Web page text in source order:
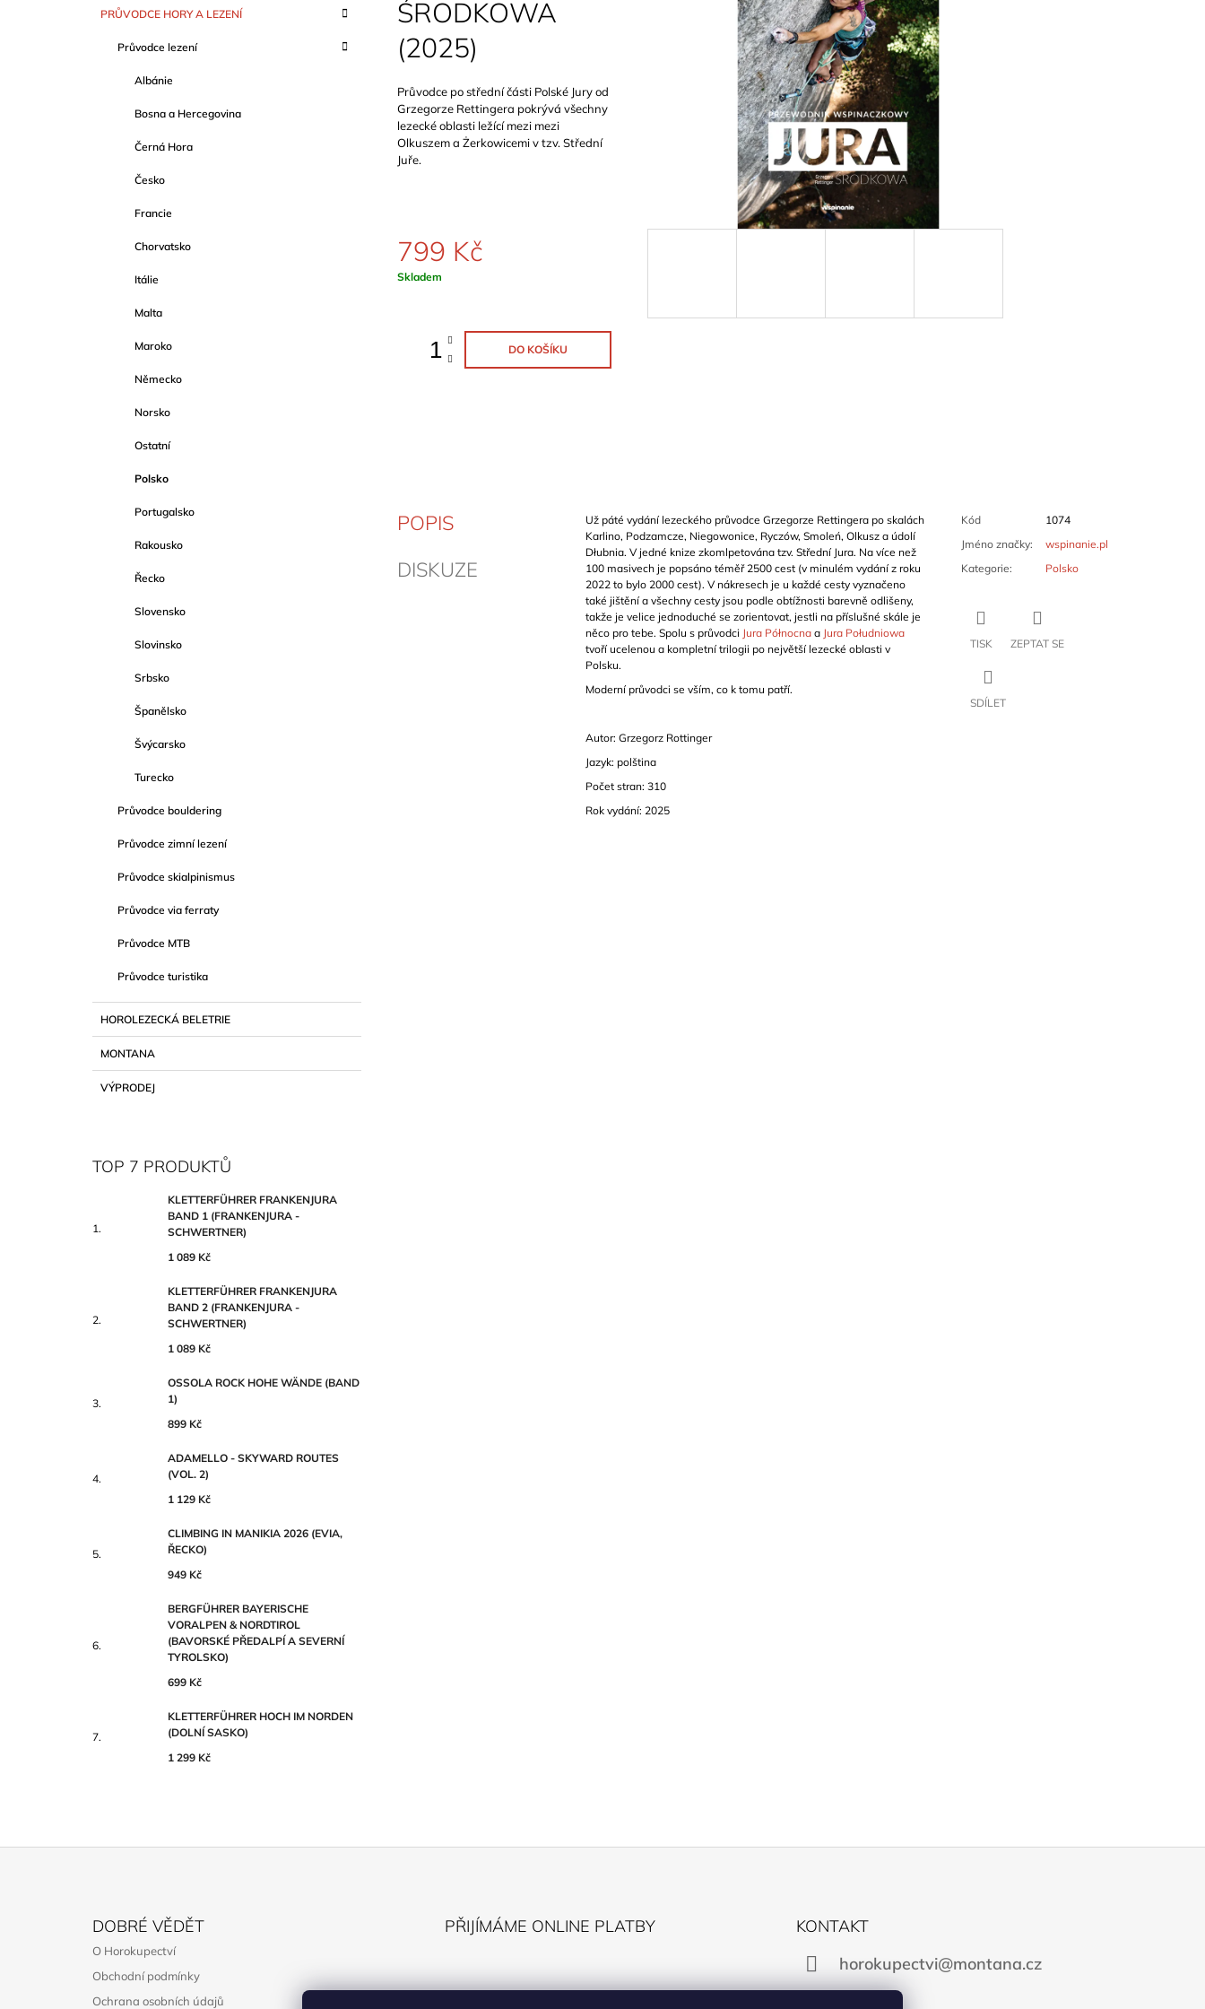
kategorie
APRŮVODCE HORY A LEZENÍ
Průvodce lezení
Albánie
Bosna a Hercegovina
Černá Hora
Česko
Francie
Chorvatsko
Itálie
Malta
Maroko
Německo
Norsko
Ostatní
Polsko
Portugalsko
Rakousko
Řecko
Slovensko
Slovinsko
Srbsko
Španělsko
Švýcarsko
Turecko
Průvodce bouldering
Průvodce zimní lezení
Průvodce skialpinismus
Průvodce via ferraty
Průvodce MTB
Průvodce turistika
HOROLEZECKÁ BELETRIE
MONTANA
VÝPRODEJ
TOP 7 PRODUKTŮ
KLETTERFÜHRER FRANKENJURA
BAND 1 (FRANKENJURA -
SCHWERTNER)
1 089 Kč
KLETTERFÜHRER FRANKENJURA
BAND 2 (FRANKENJURA -
SCHWERTNER)
1 089 Kč
OSSOLA ROCK HOHE WÄNDE (BAND
1)
899 Kč
ADAMELLO - SKYWARD ROUTES
(VOL. 2)
1 129 Kč
CLIMBING IN MANIKIA 2026 (EVIA,
ŘECKO)
949 Kč
BERGFÜHRER BAYERISCHE
VORALPEN & NORDTIROL
(BAVORSKÉ PŘEDALPÍ A SEVERNÍ
TYROLSKO)
699 Kč
KLETTERFÜHRER HOCH IM NORDEN
(DOLNÍ SASKO)
1 299 Kč
ŚRODKOWA
(2025)
Průvodce po střední části Polské Jury od
Grzegorze Rettingera pokrývá všechny
lezecké oblasti ležící mezi mezi
Olkuszem a Żerkowicemiv tzv. Střední
Juře.
799 Kč
Měrná
Skladem
DO KOŠÍKU
POPIS
DISKUZE
Už páté vydání lezeckého průvodce Grzegorze Rettingera po skalách
Karlino, Podzamcze, Niegowonice, Ryczów, Smoleń, Olkusz a údolí
Dłubnia. V jedné knize zkomlpetována tzv. Střední Jura. Na více než
100 masivech je popsáno téměř 2500 cest (v minulém vydání z roku
2022 to bylo 2000 cest). V nákresech je u každé cesty vyznačeno
také jištění a všechny cesty jsou podle obtížnosti barevně odlišeny,
takže je velice jednoduché se zorientovat, jestli na příslušné skále je
něco pro tebe. Spolu s průvodci Jura Północnaa Jura Południowa
tvoří ucelenou a kompletní trilogii po největší lezecké oblasti v
Polsku.
Moderní průvodci se vším, co k tomu patří.
Autor: Grzegorz Rottinger
Jazyk: polština
Počet stran: 310
Rok vydání: 2025
Kód
1074
Jméno značky:
wspinanie.pl
Kategorie: Polsko
TISK ZEPTAT SE
SDÍLET
1 089 Kč
899 Kč
DOBRÉ VĚDĚT
O Horokupectví
Obchodní podmínky
Ochrana osobních údajů
PŘIJÍMÁME ONLINE PLATBY
KONTAKT
horokupectvi@montana.cz